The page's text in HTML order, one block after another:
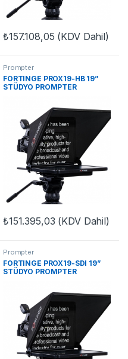
₺157.108,05 (KDV Dahil)
Prompter
FORTINGE PROX19-HB 19”
STÜDYO PROMPTER
₺151.395,03 (KDV Dahil)
Prompter
FORTINGE PROX19-SDI 19”
STÜDYO PROMPTER